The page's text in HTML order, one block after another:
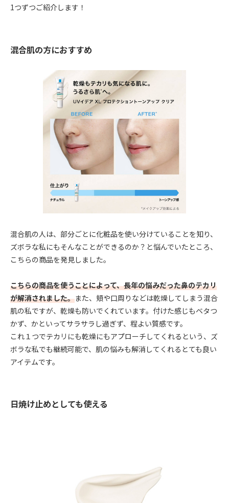
1つずつご紹介します！
混合肌の方におすすめ
混合肌の人は、部分ごとに化粧品を使い分けていることを知り、
ズボラな私にもそんなことができるのか？と悩んでいたところ、
こちらの商品を発見しました。
こちらの商品を使うことによって、長年の悩みだった鼻のテカリ
が解消されました。また、頬や口周りなどは乾燥してしまう混合
肌の私ですが、乾燥も防いでくれています。付けた感じもベタつ
かず、かといってサラサラし過ぎず、程よい質感です。
これ１つでテカリにも乾燥にもアプローチしてくれるという、ズ
ボラな私でも継続可能で、肌の悩みも解消してくれるとても良い
アイテムです。
日焼け止めとしても使える